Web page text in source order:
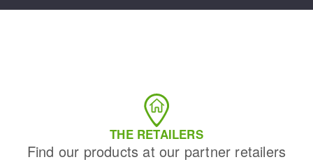
THE RETAILERS
Find our products at our partner retailers